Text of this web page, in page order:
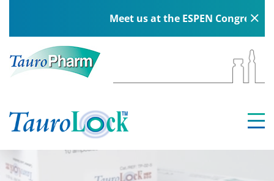
Meet us at the ESPEN Congress in